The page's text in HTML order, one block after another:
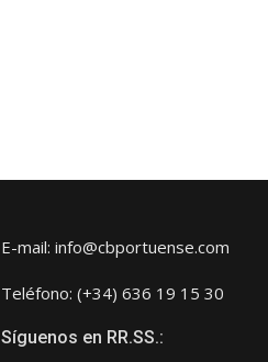
E-mail: info@cbportuense.com
Teléfono: (+34) 636 19 15 30
Síguenos en RR.SS.: